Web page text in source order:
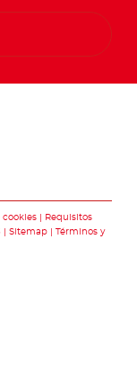
cookies
Requisitos
Sitemap
Términos y